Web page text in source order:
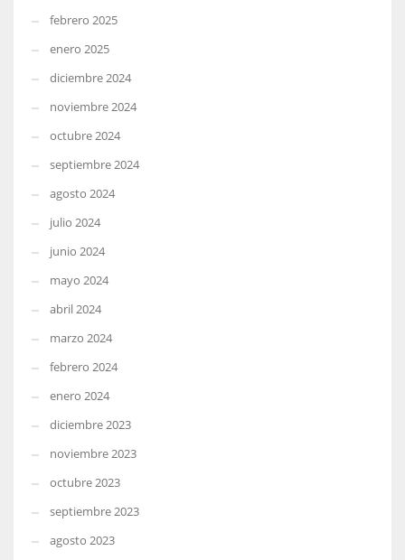
febrero 2025
enero 2025
diciembre 2024
noviembre 2024
octubre 2024
septiembre 2024
agosto 2024
julio 2024
junio 2024
mayo 2024
abril 2024
marzo 2024
febrero 2024
enero 2024
diciembre 2023
noviembre 2023
octubre 2023
septiembre 2023
agosto 2023